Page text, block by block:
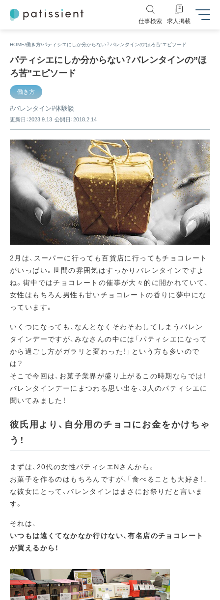
仕事検索 求人掲載
HOME 働き方 パティシエにしか分からない？バレンタインの”ほろ苦”エピソード
パティシエにしか分からない？バレンタインの”ほ
ろ苦”エピソード
働き方
バレンタイン 体験談
更新日：2023.9.13 公開日：2018.2.14
2月は、スーパーに行っても百貨店に行ってもチョコレート
がいっぱい。世間の雰囲気はすっかりバレンタインですよ
ね。街中ではチョコレートの催事が大々的に開かれていて、
女性はもちろん男性も甘いチョコレートの香りに夢中にな
っています。
いくつになっても、なんとなくそわそわしてしまうバレン
タインデーですが、みなさんの中には「パティシエになって
から過ごし方がガラリと変わった！」という方も多いので
は？
そこで今回は、お菓子業界が盛り上がるこの時期ならでは！
バレンタインデーにまつわる思い出を、3人のパティシエに
聞いてみました！
彼氏用より、自分用のチョコにお金をかけちゃ
う！
まずは、20代の女性パティシエNさんから。
お菓子を作るのはもちろんですが、「食べることも大好き！」
な彼女にとって、バレンタインはまさにお祭りだと言いま
す。
それは、
いつもは遠くてなかなか行けない、有名店のチョコレート
が買えるから！